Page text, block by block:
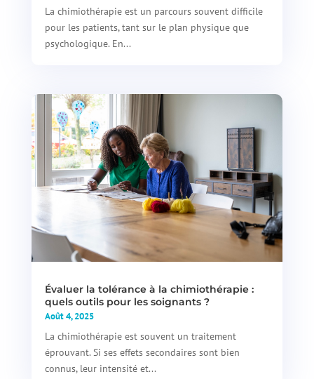
La chimiothérapie est un parcours souvent difficile
pour les patients, tant sur le plan physique que
psychologique. En...
Évaluer la tolérance à la chimiothérapie :
quels outils pour les soignants ?
Août 4, 2025
La chimiothérapie est souvent un traitement
éprouvant. Si ses effets secondaires sont bien
connus, leur intensité et...